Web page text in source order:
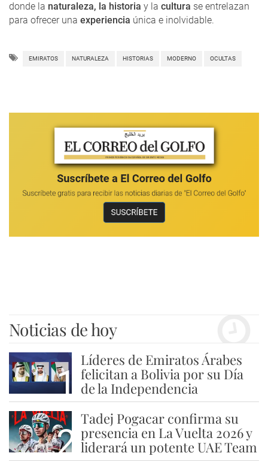
donde la naturaleza, la historia y la cultura se entrelazan
para ofrecer una experiencia única e inolvidable.
EMIRATOS NATURALEZA HISTORIAS MODERNO OCULTAS
Noticias de hoy
1
Líderes de Emiratos Árabes
felicitan a Bolivia por su Día
de la Independencia
2
Tadej Pogacar confirma su
presencia en La Vuelta 2026 y
liderará un potente UAE Team